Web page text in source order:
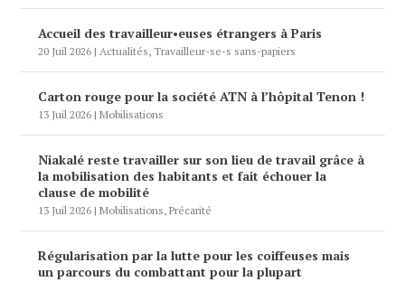
Accueil des travailleur•euses étrangers à Paris
20 Juil 2026 |Actualités, Travailleur-se-s sans-papiers
Carton rouge pour la société ATN à l’hôpital Tenon !
13 Juil 2026 |Mobilisations
Niakalé reste travailler sur son lieu de travail grâce à
la mobilisation des habitants et fait échouer la
clause de mobilité
13 Juil 2026 |Mobilisations,Précarité
Régularisation par la lutte pour les coiffeuses mais
un parcours du combattant pour la plupart